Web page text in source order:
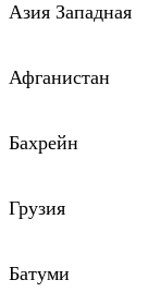
Азия Западная
Афганистан
Бахрейн
Грузия
Батуми